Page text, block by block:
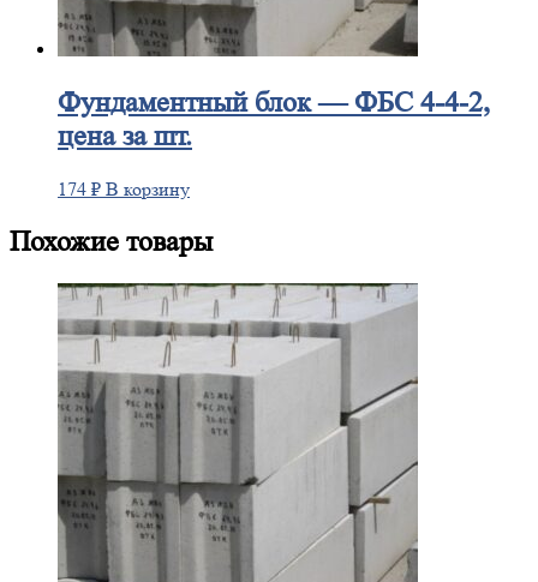
Фундаментныйблок — ФБС 4-4-2,
цена за шт.
174 ₽ В корзину
Похожие товары